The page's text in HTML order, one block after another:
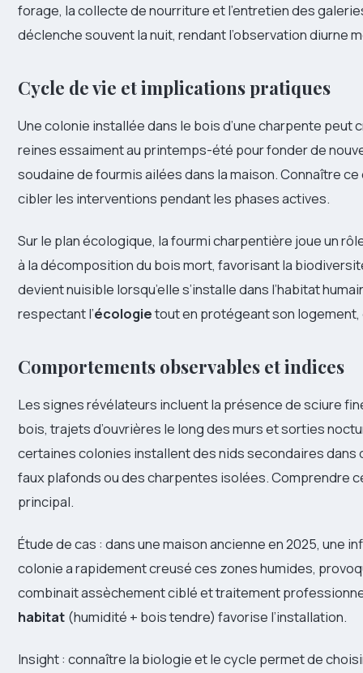
forage, la collecte de nourriture et l’entretien des
déclenche souvent la nuit, rendant l’observation diurne
Cycle de vie et implications pratiques
Une colonie installée dans le bois d’une charpente
reines essaiment au printemps-été pour fonder de
soudaine de fourmis ailées dans la maison. Connaître
cibler les interventions pendant les phases actives.
Sur le plan écologique, la fourmi charpentière joue un
à la décomposition du bois mort, favorisant la
devient nuisible lorsqu’elle s’installe dans l’habitat
respectant l’écologietout en protégeant son
Comportements observables et indices
Les signes révélateurs incluent la présence de sciure
bois, trajets d’ouvrières le long des murs et sorties
certaines colonies installent des nids secondaires
faux plafonds ou des charpentes isolées. Comprendre
principal.
Étude de cas : dans une maison ancienne en 2025, une
colonie a rapidement creusé ces zones humides,
combinait assèchement ciblé et traitement
habitat (humidité + bois tendre) favorise l’installation.
Insight : connaître la biologie et le cycle permet de